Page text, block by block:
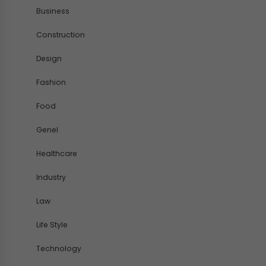
Business
Construction
Design
Fashion
Food
Genel
Healthcare
Industry
Law
Life Style
Technology